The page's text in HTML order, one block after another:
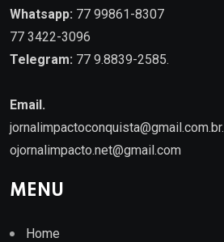
Whatsapp: 77 99861-8307
77 3422-3096
Telegram: 77 9.8839-2585.
Email.
jornalimpactoconquista@gmail.com.br.
ojornalimpacto.net@gmail.com
MENU
Home